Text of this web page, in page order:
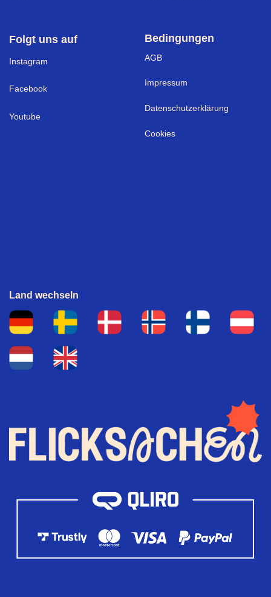
Folgt uns auf
Instagram
Facebook
Youtube
Bedingungen
AGB
Impressum
Datenschutzerklärung
Cookies
Land wechseln